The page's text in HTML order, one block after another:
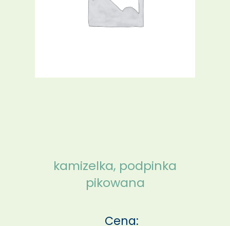
kamizelka, podpinka
pikowana
Cena: